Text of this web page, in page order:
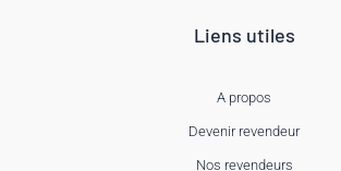
Liens utiles
A propos
Devenir revendeur
Nos revendeurs